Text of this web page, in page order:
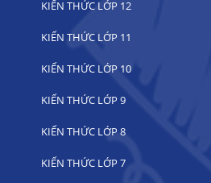
KIẾN THỨC LỚP 12
KIẾN THỨC LỚP 11
KIẾN THỨC LỚP 10
KIẾN THỨC LỚP 9
KIẾN THỨC LỚP 8
KIẾN THỨC LỚP 7